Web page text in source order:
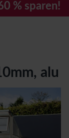
% sparen!
alu